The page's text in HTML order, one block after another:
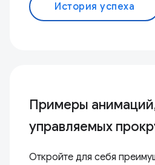
История успеха
Примеры
управляемых
Откройте для себя